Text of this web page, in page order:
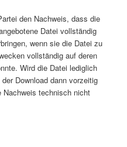
den Nachweis, dass die
Datei vollständig
wenn sie die Datei zu
vollständig auf deren
Wird die Datei lediglich
Download dann vorzeitig
Nachweis technisch nicht